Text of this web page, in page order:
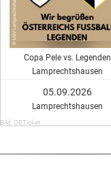
Copa Pele vs. Legenden
Lamprechtshausen
05.09.2026
Lamprechtshausen
Bild: OETicket